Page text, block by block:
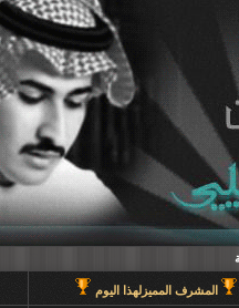
المشرف المميزلهذا اليوم